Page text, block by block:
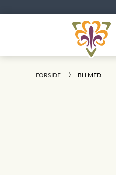
FORSIDE BLI MED